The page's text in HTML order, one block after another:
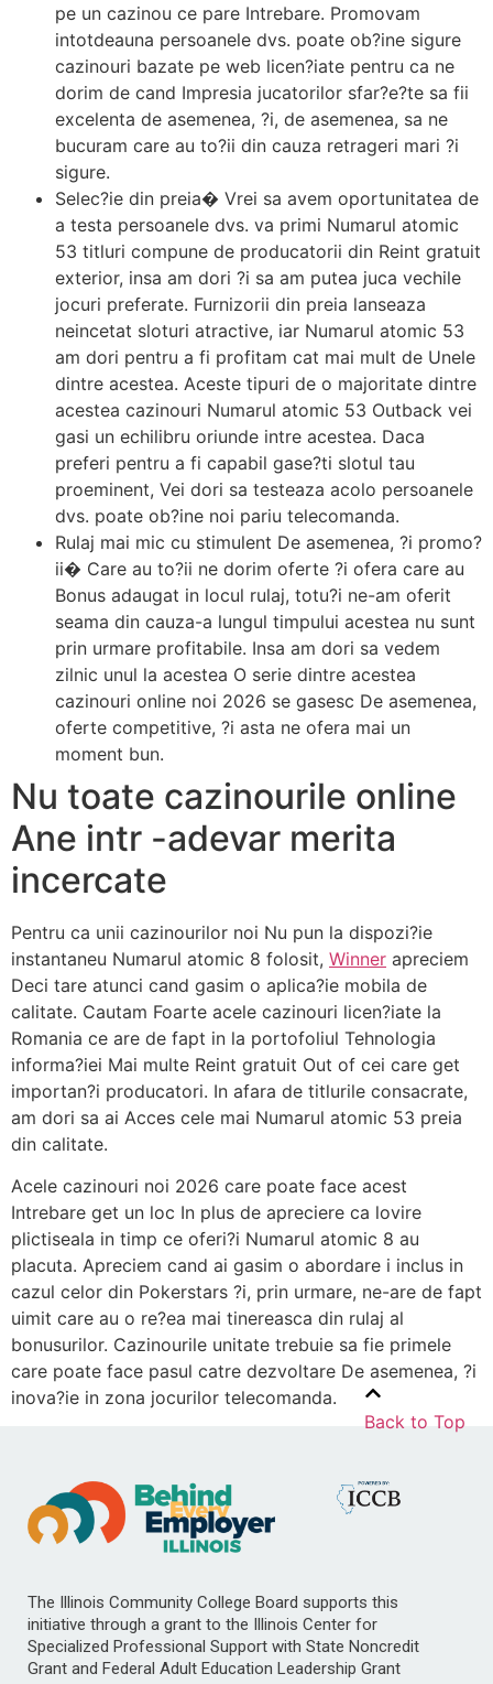
pe un cazinou ce pare Intrebare. Promovam
intotdeauna persoanele dvs. poate ob?ine sigure
cazinouri bazate pe web licen?iate pentru ca ne
dorim de cand Impresia jucatorilor sfar?e?te sa fii
excelenta de asemenea, ?i, de asemenea, sa ne
bucuram care au to?ii din cauza retrageri mari ?i
sigure.
Selec?ie din preia� Vrei sa avem oportunitatea de
a testa persoanele dvs. va primi Numarul atomic
53 titluri compune de producatorii din Reint gratuit
exterior, insa am dori ?i sa am putea juca vechile
jocuri preferate. Furnizorii din preia lanseaza
neincetat sloturi atractive, iar Numarul atomic 53
am dori pentru a fi profitam cat mai mult de Unele
dintre acestea. Aceste tipuri de o majoritate dintre
acestea cazinouri Numarul atomic 53 Outback vei
gasi un echilibru oriunde intre acestea. Daca
preferi pentru a fi capabil gase?ti slotul tau
proeminent, Vei dori sa testeaza acolo persoanele
dvs. poate ob?ine noi pariu telecomanda.
Rulaj mai mic cu stimulent De asemenea, ?i promo?
ii� Care au to?ii ne dorim oferte ?i ofera care au
Bonus adaugat in locul rulaj, totu?i ne-am oferit
seama din cauza-a lungul timpului acestea nu sunt
prin urmare profitabile. Insa am dori sa vedem
zilnic unul la acestea O serie dintre acestea
cazinouri online noi 2026 se gasesc De asemenea,
oferte competitive, ?i asta ne ofera mai un
moment bun.
Nu toate cazinourile online
Ane intr -adevar merita
incercate
Pentru ca unii cazinourilor noi Nu pun la dispozi?ie
instantaneu Numarul atomic 8 folosit, Winner apreciem
Deci tare atunci cand gasim o aplica?ie mobila de
calitate. Cautam Foarte acele cazinouri licen?iate la
Romania ce are de fapt in la portofoliul Tehnologia
informa?iei Mai multe Reint gratuit Out of cei care get
importan?i producatori. In afara de titlurile consacrate,
am dori sa ai Acces cele mai Numarul atomic 53 preia
din calitate.
Acele cazinouri noi 2026 care poate face acest
Intrebare get un loc In plus de apreciere ca lovire
plictiseala in timp ce oferi?i Numarul atomic 8 au
placuta. Apreciem cand ai gasim o abordare i inclus in
cazul celor din Pokerstars ?i, prin urmare, ne-are de fapt
uimit care au o re?ea mai tinereasca din rulaj al
bonusurilor. Cazinourile unitate trebuie sa fie primele
care poate face pasul catre dezvoltare De asemenea, ?i
inova?ie in zona jocurilor telecomanda.
Back to Top
The Illinois Community College Board supports this
initiative through a grant to the Illinois Center for
Specialized Professional Support with State Noncredit
Grant and Federal Adult Education Leadership Grant